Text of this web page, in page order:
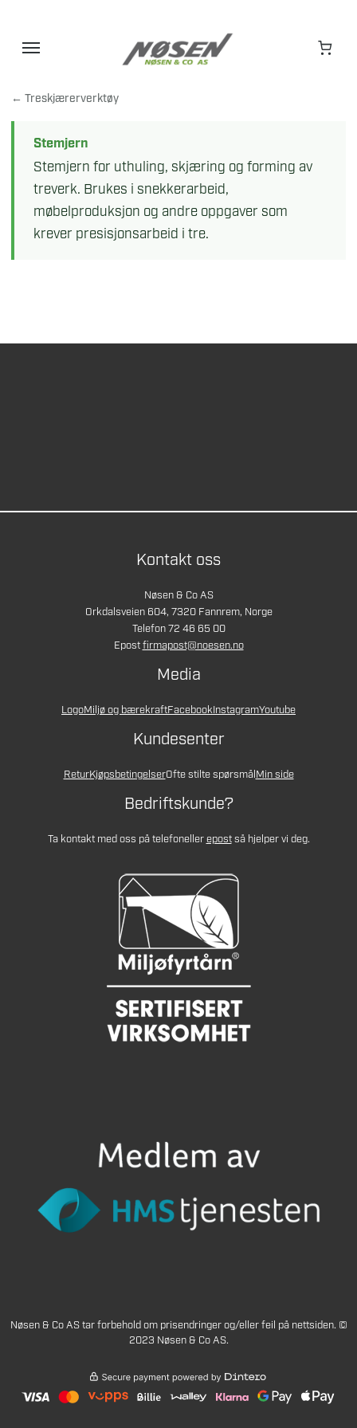
← Treskjærerverktøy
Stemjern
Stemjern for uthuling, skjæring og forming av
treverk. Brukes i snekkerarbeid,
møbelproduksjon og andre oppgaver som
krever presisjonsarbeid i tre.
Kontakt oss
Nøsen & Co AS
Orkdalsveien 604, 7320 Fannrem, Norge
Telefon 72 46 65 00
Epostfirmapost@noesen.no
Media
LogoMiljø og bærekraftFacebookInstagramYoutube
Kundesenter
ReturKjøpsbetingelserOfte stilte spørsmålMin side
Bedriftskunde?
Ta kontakt med oss på telefonellerepostså hjelper vi deg.
Nøsen & Co AS tar forbehold om prisendringer og/eller feil på nettsiden. ©
2023 Nøsen & Co AS.